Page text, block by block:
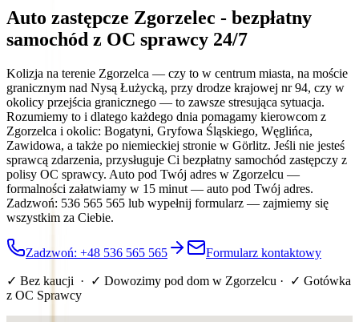
Auto zastępcze Zgorzelec - bezpłatny
samochód z OC sprawcy 24/7
Kolizja na terenie Zgorzelca — czy to w centrum miasta, na moście
granicznym nad Nysą Łużycką, przy drodze krajowej nr 94, czy w
okolicy przejścia granicznego — to zawsze stresująca sytuacja.
Rozumiemy to i dlatego każdego dnia pomagamy kierowcom z
Zgorzelca i okolic: Bogatyni, Gryfowa Śląskiego, Węglińca,
Zawidowa, a także po niemieckiej stronie w Görlitz. Jeśli nie jesteś
sprawcą zdarzenia, przysługuje Ci bezpłatny samochód zastępczy z
polisy OC sprawcy. Auto pod Twój adres w Zgorzelcu —
formalności załatwiamy w 15 minut — auto pod Twój adres.
Zadzwoń: 536 565 565 lub wypełnij formularz — zajmiemy się
wszystkim za Ciebie.
Zadzwoń: +48 536 565 565 Formularz kontaktowy
✓ Bez kaucji · ✓ Dowozimy pod dom w Zgorzelcu · ✓ Gotówka
z OC Sprawcy